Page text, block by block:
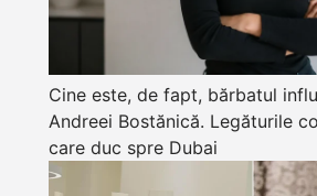
Cine este, de fapt, bărbatul
Andreei Bostănică. Legăturile
care duc spre Dubai